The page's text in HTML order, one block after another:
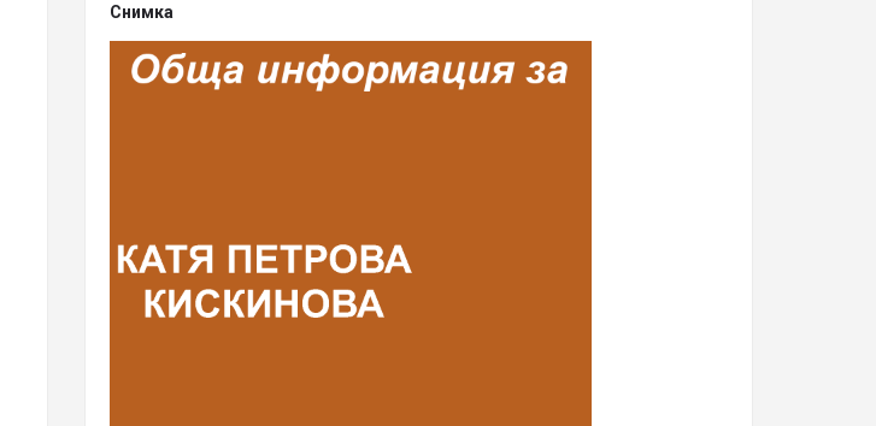
Снимка